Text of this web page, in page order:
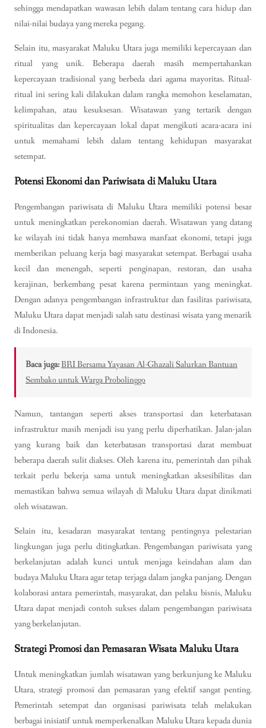
sehingga mendapatkan wawasan lebih dalam tentang cara hidup dan
nilai-nilai budaya yang mereka pegang.
Selain itu, masyarakat Maluku Utara juga memiliki kepercayaan dan
ritual yang unik. Beberapa daerah masih mempertahankan
kepercayaan tradisional yang berbeda dari agama mayoritas. Ritual-
ritual ini sering kali dilakukan dalam rangka memohon keselamatan,
kelimpahan, atau kesuksesan. Wisatawan yang tertarik dengan
spiritualitas dan kepercayaan lokal dapat mengikuti acara-acara ini
untuk memahami lebih dalam tentang kehidupan masyarakat
setempat.
Potensi Ekonomi dan Pariwisata di Maluku Utara
Pengembangan pariwisata di Maluku Utara memiliki potensi besar
untuk meningkatkan perekonomian daerah. Wisatawan yang datang
ke wilayah ini tidak hanya membawa manfaat ekonomi, tetapi juga
memberikan peluang kerja bagi masyarakat setempat. Berbagai usaha
kecil dan menengah, seperti penginapan, restoran, dan usaha
kerajinan, berkembang pesat karena permintaan yang meningkat.
Dengan adanya pengembangan infrastruktur dan fasilitas pariwisata,
Maluku Utara dapat menjadi salah satu destinasi wisata yang menarik
di Indonesia.
Baca juga:BRI Bersama Yayasan Al-Ghazali Salurkan Bantuan
Sembako untuk Warga Probolinggo
Namun, tantangan seperti akses transportasi dan keterbatasan
infrastruktur masih menjadi isu yang perlu diperhatikan. Jalan-jalan
yang kurang baik dan keterbatasan transportasi darat membuat
beberapa daerah sulit diakses. Oleh karena itu, pemerintah dan pihak
terkait perlu bekerja sama untuk meningkatkan aksesibilitas dan
memastikan bahwa semua wilayah di Maluku Utara dapat dinikmati
oleh wisatawan.
Selain itu, kesadaran masyarakat tentang pentingnya pelestarian
lingkungan juga perlu ditingkatkan. Pengembangan pariwisata yang
berkelanjutan adalah kunci untuk menjaga keindahan alam dan
budaya Maluku Utara agar tetap terjaga dalam jangka panjang. Dengan
kolaborasi antara pemerintah, masyarakat, dan pelaku bisnis, Maluku
Utara dapat menjadi contoh sukses dalam pengembangan pariwisata
yang berkelanjutan.
Strategi Promosi dan Pemasaran Wisata Maluku Utara
Untuk meningkatkan jumlah wisatawan yang berkunjung ke Maluku
Utara, strategi promosi dan pemasaran yang efektif sangat penting.
Pemerintah setempat dan organisasi pariwisata telah melakukan
berbagai inisiatif untuk memperkenalkan Maluku Utara kepada dunia